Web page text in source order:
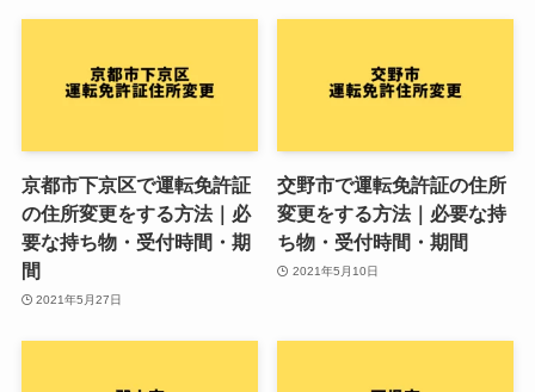
京都市下京区で運転免許証
の住所変更をする方法｜必
要な持ち物・受付時間・期
間
2021年5月27日
交野市で運転免許証の住所
変更をする方法｜必要な持
ち物・受付時間・期間
2021年5月10日